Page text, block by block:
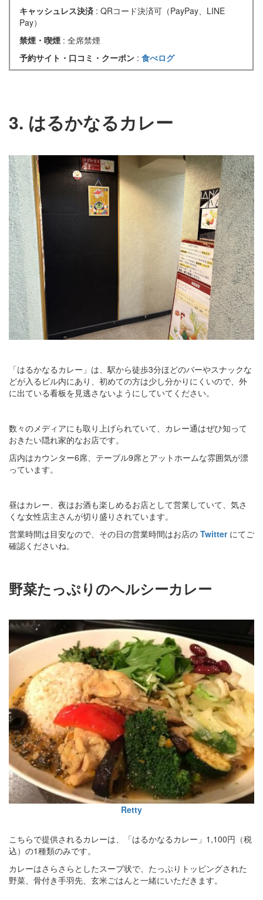
キャッシュレス決済 : QRコード決済可（PayPay、LINE
Pay）
禁煙・喫煙 : 全席禁煙
予約サイト・口コミ・クーポン : 食べログ
3. はるかなるカレー
「はるかなるカレー」は、駅から徒歩3分ほどのバーやスナックな
どが入るビル内にあり、初めての方は少し分かりにくいので、外
に出ている看板を見逃さないようにしていてください。
数々のメディアにも取り上げられていて、カレー通はぜひ知って
おきたい隠れ家的なお店です。
店内はカウンター6席、テーブル9席とアットホームな雰囲気が漂
っています。
昼はカレー、夜はお酒も楽しめるお店として営業していて、気さ
くな女性店主さんが切り盛りされています。
営業時間は目安なので、その日の営業時間はお店の Twitter にてご
確認くださいね。
野菜たっぷりのヘルシーカレー
Retty
こちらで提供されるカレーは、「はるかなるカレー」1,100円（税
込）の1種類のみです。
カレーはさらさらとしたスープ状で、たっぷりトッピングされた
野菜、骨付き手羽先、玄米ごはんと一緒にいただきます。